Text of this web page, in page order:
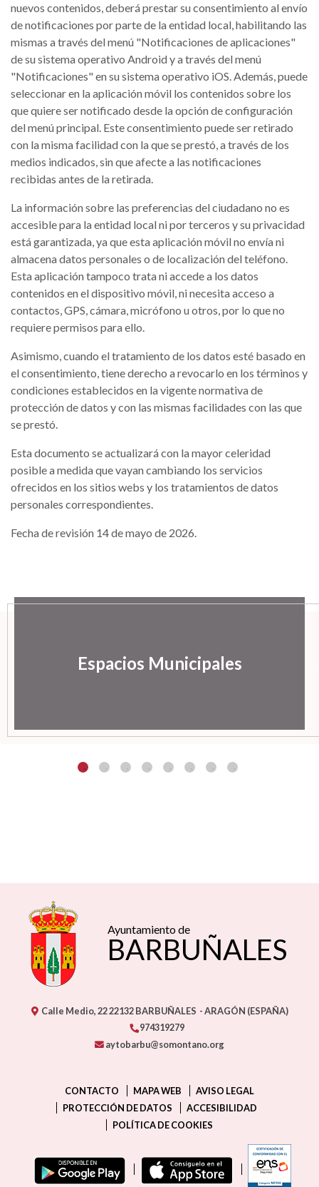
nuevos contenidos, deberá prestar su consentimiento al envío
de notificaciones por parte de la entidad local, habilitando las
mismas a través del menú "Notificaciones de aplicaciones"
de su sistema operativo Android y a través del menú
"Notificaciones" en su sistema operativo iOS. Además, puede
seleccionar en la aplicación móvil los contenidos sobre los
que quiere ser notificado desde la opción de configuración
del menú principal. Este consentimiento puede ser retirado
con la misma facilidad con la que se prestó, a través de los
medios indicados, sin que afecte a las notificaciones
recibidas antes de la retirada.
La información sobre las preferencias del ciudadano no es
accesible para la entidad local ni por terceros y su privacidad
está garantizada, ya que esta aplicación móvil no envía ni
almacena datos personales o de localización del teléfono.
Esta aplicación tampoco trata ni accede a los datos
contenidos en el dispositivo móvil, ni necesita acceso a
contactos, GPS, cámara, micrófono u otros, por lo que no
requiere permisos para ello.
Asimismo, cuando el tratamiento de los datos esté basado en
el consentimiento, tiene derecho a revocarlo en los términos y
condiciones establecidos en la vigente normativa de
protección de datos y con las mismas facilidades con las que
se prestó.
Esta documento se actualizará con la mayor celeridad
posible a medida que vayan cambiando los servicios
ofrecidos en los sitios webs y los tratamientos de datos
personales correspondientes.
Fecha de revisión 14 de mayo de 2026.
Espacios Municipales
Ayuntamiento de
BARBUÑALES
Calle Medio, 2222132 BARBUÑALES - ARAGÓN (ESPAÑA)
974319279
aytobarbu@somontano.org
CONTACTO MAPA WEB
AVISO LEGAL
PROTECCIÓN DE DATOS
ACCESIBILIDAD
POLÍTICA DE COOKIES